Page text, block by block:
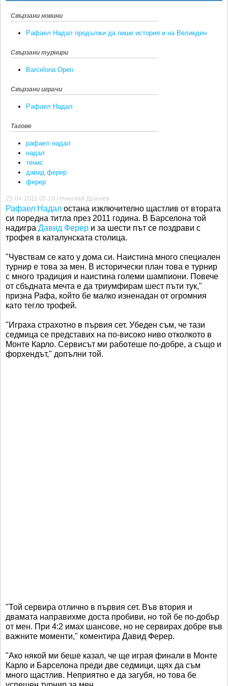
Свързани новини
Рафаел Надал продължи да пише история и на Великден
Свързани турнири
Barcelona Open
Свързани играчи
Рафаел Надал
Тагове
рафаел надал
надал
тенис
давид ферер
ферер
25-04-2011 05:10 | Николай Драгиев
Рафаел Надал остана изключително щастлив от втората
си поредна титла през 2011 година. В Барселона той
надигра Давид Ферер и за шести път се поздрави с
трофея в каталунската столица.
"Чувствам се като у дома си. Наистина много специален
турнир е това за мен. В исторически план това е турнир
с много традиция и наистина големи шампиони. Повече
от сбъдната мечта е да триумфирам шест пъти тук,"
призна Рафа, който бе малко изненадан от огромния
като тегло трофей.
"Играха страхотно в първия сет. Убеден съм, че тази
седмица се представих на по-високо ниво отколкото в
Монте Карло. Сервисът ми работеше по-добре, а също и
форхендът," допълни той.
"Той сервира отлично в първия сет. Във втория и
двамата направихме доста пробиви, но той бе по-добър
от мен. При 4:2 имах шансове, но не сервирах добре във
важните моменти," коментира Давид Ферер.
"Ако някой ми беше казал, че ще играя финали в Монте
Карло и Барселона преди две седмици, щях да съм
много щастлив. Неприятно е да загубя, но това бе